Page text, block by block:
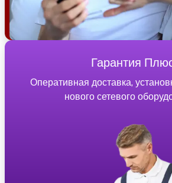
Гарантия
Оперативная доставка,
нового сетевого